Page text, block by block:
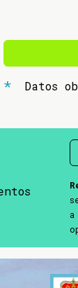
Datos